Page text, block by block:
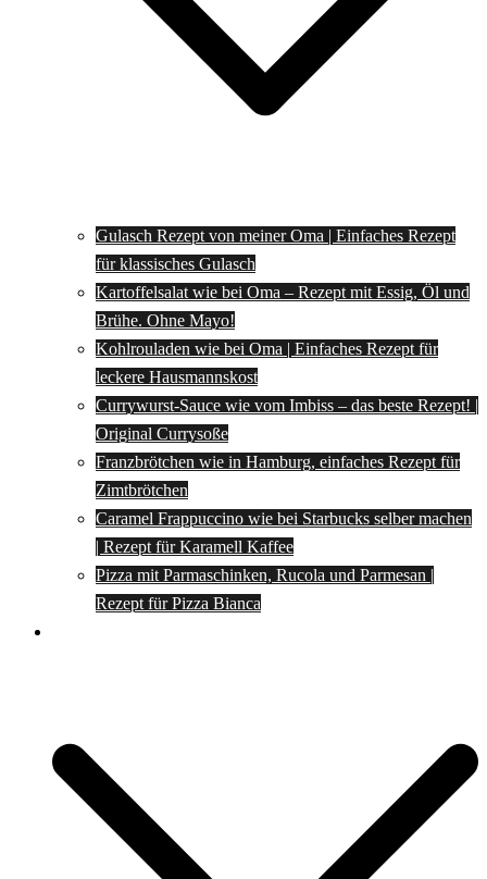
Gulasch Rezept von meiner Oma | Einfaches Rezept
für klassisches Gulasch
Kartoffelsalat wie bei Oma – Rezept mit Essig, Öl und
Brühe. Ohne Mayo!
Kohlrouladen wie bei Oma | Einfaches Rezept für
leckere Hausmannskost
Currywurst-Sauce wie vom Imbiss – das beste Rezept! |
Original Currysoße
Franzbrötchen wie in Hamburg, einfaches Rezept für
Zimtbrötchen
Caramel Frappuccino wie bei Starbucks selber machen
| Rezept für Karamell Kaffee
Pizza mit Parmaschinken, Rucola und Parmesan |
Rezept für Pizza Bianca